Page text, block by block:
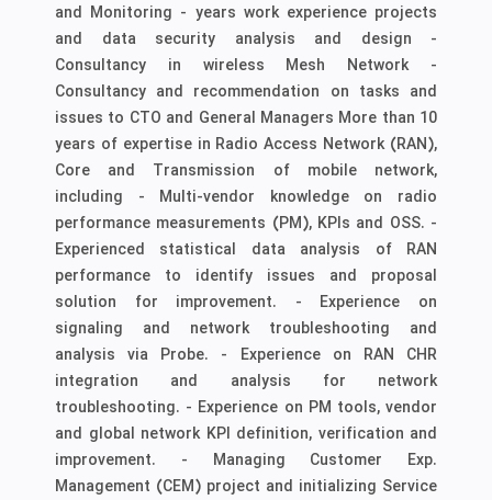
and Monitoring - years work experience projects
and data security analysis and design -
Consultancy in wireless Mesh Network -
Consultancy and recommendation on tasks and
issues to CTO and General Managers More than 10
years of expertise in Radio Access Network (RAN),
Core and Transmission of mobile network,
including - Multi-vendor knowledge on radio
performance measurements (PM), KPIs and OSS. -
Experienced statistical data analysis of RAN
performance to identify issues and proposal
solution for improvement. - Experience on
signaling and network troubleshooting and
analysis via Probe. - Experience on RAN CHR
integration and analysis for network
troubleshooting. - Experience on PM tools, vendor
and global network KPI definition, verification and
improvement. - Managing Customer Exp.
Management (CEM) project and initializing Service